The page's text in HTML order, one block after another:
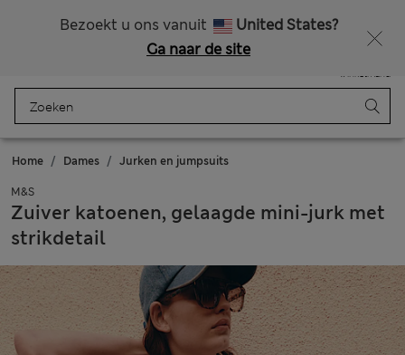
Bezoekt u ons vanuit
United States?
Ga naar de site
Winkelmand
Home Dames Jurken en jumpsuits
M&S
Zuiver katoenen, gelaagde mini-jurk met
strikdetail